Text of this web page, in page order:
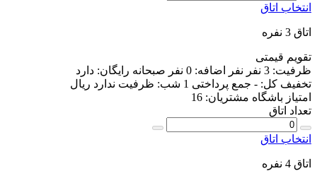
انتخاب اتاق
اتاق 3 نفره
تقویم قیمتی
ظرفیت: 3 نفر نفر اضافه: 0 نفر صبحانه رایگان: دارد
تخفیف کل: - جمع پرداختی 1 شب: ظرفیت ندارد ریال
امتیاز باشگاه مشتریان: 16
تعداد اتاق
انتخاب اتاق
اتاق 4 نفره